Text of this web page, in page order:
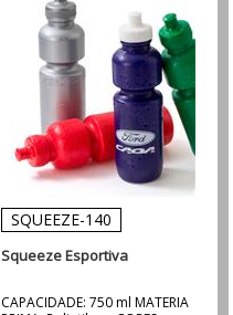
SQUEEZE-140
Squeeze Esportiva
CAPACIDADE: 750 ml MATERIA